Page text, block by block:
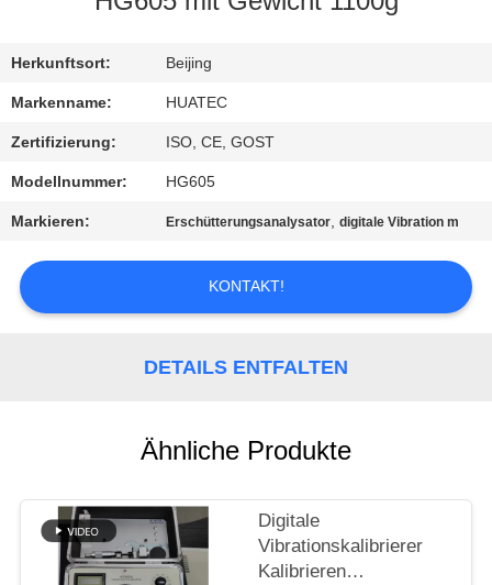
SIE
MIT
UNS
IN
VERBINDUNG
FORDERN
SIE EIN
PRIVACY
POLICY
Herkunftsort: Beijing
Markenname: HUATEC
Zertifizierung: ISO, CE, GOST
Modellnummer: HG605
Markieren: Erschütterungsanalysator,digitale Vibration m
KONTAKT!
DETAILS ENTFALTEN
Ähnliche Produkte
Digitale
Vibrationskalibrierer
Kalibrieren